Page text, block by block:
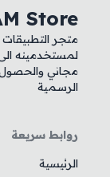
Store
متجر التطبيقات
لمستخدمينه
مجاني والحصول
الرسمية
روابط سريعة
الرئيسية